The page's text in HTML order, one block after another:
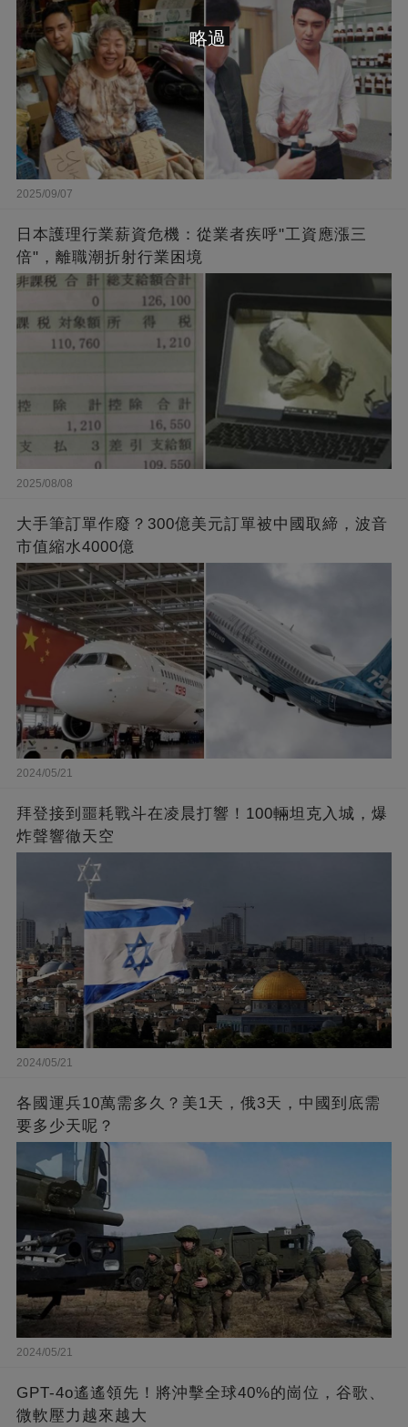
2025/09/07
日本護理行業薪資危機：從業者疾呼"工資應漲三
倍"，離職潮折射行業困境
2025/08/08
大手筆訂單作廢？300億美元訂單被中國取締，波音
市值縮水4000億
2024/05/21
拜登接到噩耗戰斗在凌晨打響！100輛坦克入城，爆
炸聲響徹天空
2024/05/21
各國運兵10萬需多久？美1天，俄3天，中國到底需
要多少天呢？
2024/05/21
GPT-4o遙遙領先！將沖擊全球40%的崗位，谷歌、
微軟壓力越來越大
略過